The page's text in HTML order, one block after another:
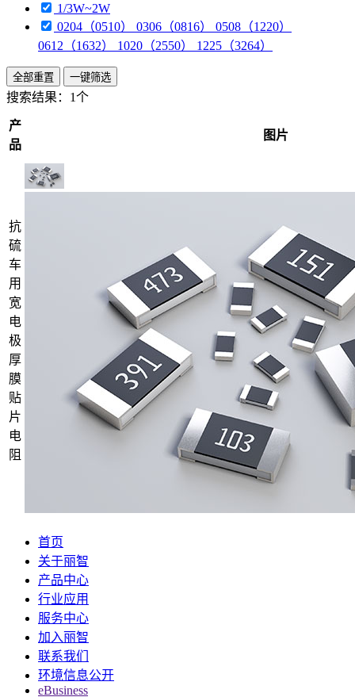
1/3W~2W
0204（0510） 0306（0816） 0508（1220）
0612（1632） 1020（2550） 1225（3264）
全部重置 一键筛选
搜索结果： 1个
产
品
图片
抗
硫
车
用
宽
电
极
厚
膜
贴
片
电
阻
首页
关于丽智
产品中心
行业应用
服务中心
加入丽智
联系我们
环境信息公开
eBusiness